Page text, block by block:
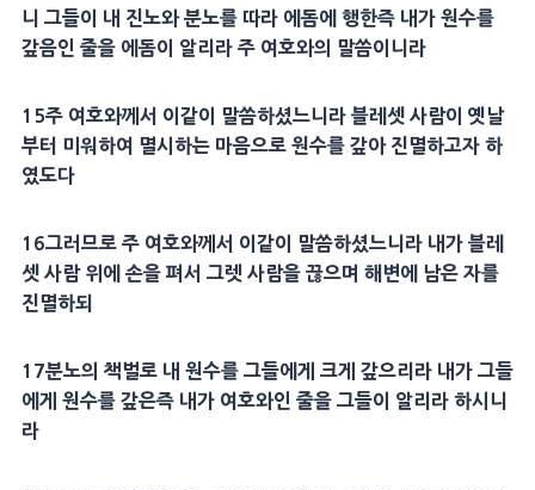
니 그들이 내 진노와 분노를 따라 에돔에 행한즉 내가 원수를
갚음인 줄을 에돔이 알리라 주 여호와의 말씀이니라
15주 여호와께서 이같이 말씀하셨느니라 블레셋 사람이 옛날
부터 미워하여 멸시하는 마음으로 원수를 갚아 진멸하고자 하
였도다
16그러므로 주 여호와께서 이같이 말씀하셨느니라 내가 블레
셋 사람 위에 손을 펴서 그렛 사람을 끊으며 해변에 남은 자를
진멸하되
17분노의 책벌로 내 원수를 그들에게 크게 갚으리라 내가 그들
에게 원수를 갚은즉 내가 여호와인 줄을 그들이 알리라 하시니
라